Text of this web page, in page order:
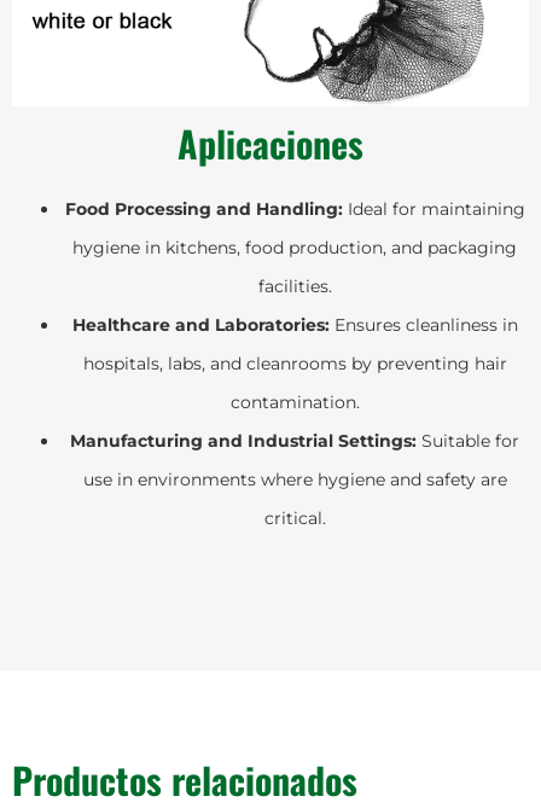
Aplicaciones
Food Processing and Handling:Ideal for maintaining
hygiene in kitchens, food production, and packaging
facilities.
Healthcare and Laboratories:Ensures cleanliness in
hospitals, labs, and cleanrooms by preventing hair
contamination.
Manufacturing and Industrial Settings: Suitable for
use in environments where hygiene and safety are
critical.
Productos relacionados